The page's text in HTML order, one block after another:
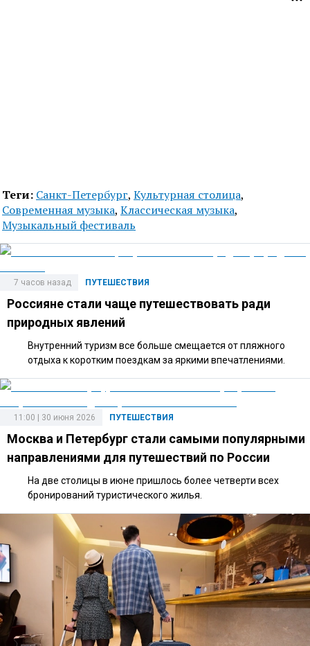
Теги: Санкт-Петербург, Культурная столица,
Современная музыка, Классическая музыка,
Музыкальный фестиваль
ПУТЕШЕСТВИЯ
7 часов назад
Россияне стали чаще путешествовать ради
природных явлений
Внутренний туризм все больше смещается от пляжного
отдыха к коротким поездкам за яркими впечатлениями.
ПУТЕШЕСТВИЯ
11:00 | 30 июня 2026
Москва и Петербург стали самыми популярными
направлениями для путешествий по России
На две столицы в июне пришлось более четверти всех
бронирований туристического жилья.